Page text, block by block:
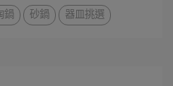
鍋 砂鍋 器皿挑選